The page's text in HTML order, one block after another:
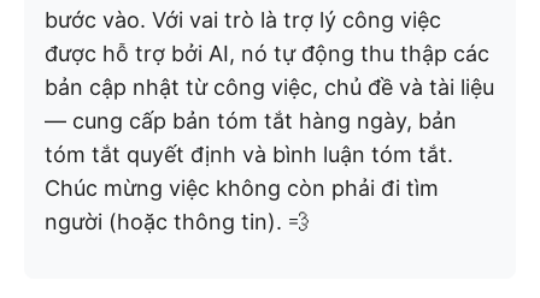
bước vào. Với vai trò là trợ lý công việc
được hỗ trợ bởi AI, nó tự động thu thập các
bản cập nhật từ công việc, chủ đề và tài liệu
— cung cấp bản tóm tắt hàng ngày, bản
tóm tắt quyết định và bình luận tóm tắt.
Chúc mừng việc không còn phải đi tìm
người (hoặc thông tin). 💨